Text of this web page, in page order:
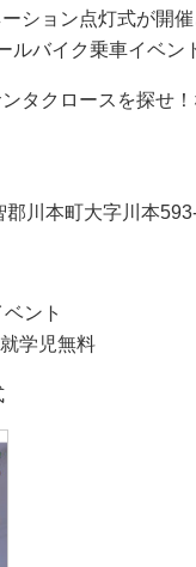
ション点灯式が開催
バイク乗車イベン
タクロースを探せ
本町大字川本593-
ント
学児無料